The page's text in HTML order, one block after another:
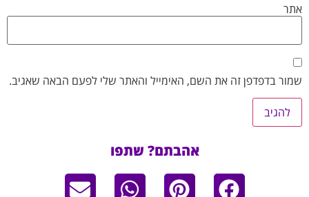
אתר
שמור בדפדפן זה את השם, האימייל והאתר שלי לפעם הבאה שאגיב.
אהבתם? שתפו